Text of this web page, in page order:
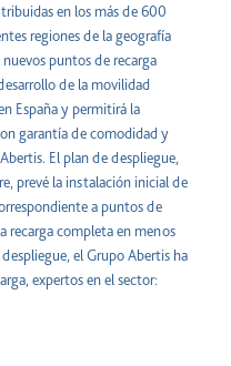
en los más de 600
regiones de la geografía
puntos de recarga
de la movilidad
España y permitirá la
garantía de comodidad y
El plan de despliegue,
prevé la instalación inicial de
a puntos de
recarga completa en menos
el Grupo Abertis ha
expertos en el sector: